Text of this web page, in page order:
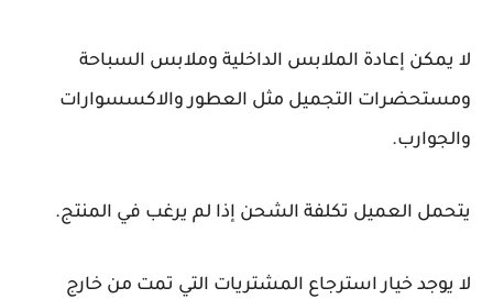
لا يمكن إعادة الملابس الداخلية وملابس السباحة
ومستحضرات التجميل مثل العطور والاكسسوارات
والجوارب.
يتحمل العميل تكلفة الشحن إذا لم يرغب في المنتج.
لا يوجد خيار استرجاع المشتريات التي تمت من خارج